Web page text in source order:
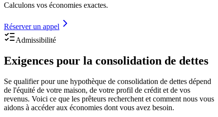
Calculons vos économies exactes.
Réserver un appel
Admissibilité
Exigences pour la consolidation de dettes
Se qualifier pour une hypothèque de consolidation de dettes dépend
de l'équité de votre maison, de votre profil de crédit et de vos
revenus. Voici ce que les prêteurs recherchent et comment nous vous
aidons à accéder aux économies dont vous avez besoin.